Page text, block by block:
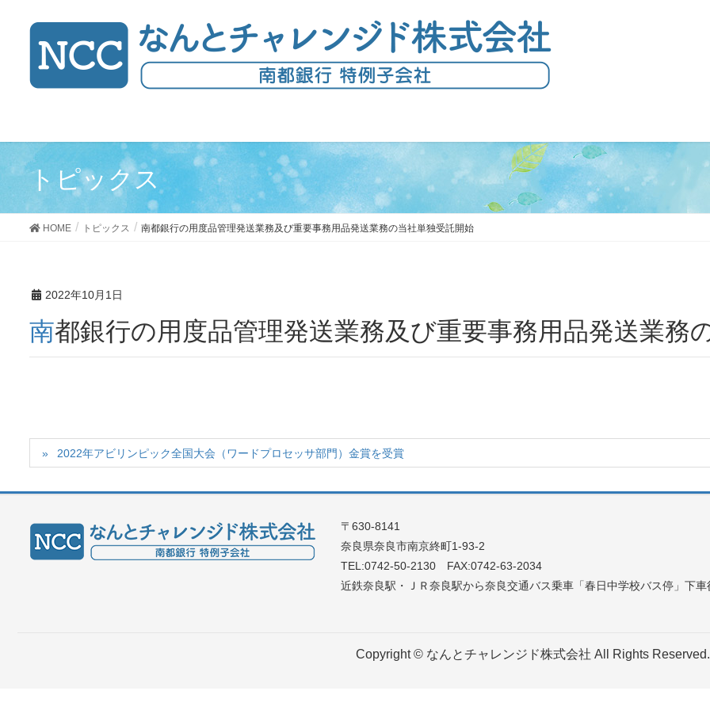
トピックス
HOME トピックス 南都銀行の用度品管理発送業務及び重要事務用品発送業務の当社単独受託開始
2022年10月1日
南都銀行の用度品管理発送業務及び重要事務用品発送業務
2022年アビリンピック全国大会（ワードプロセッサ部門）金賞を受賞
〒630-8141
奈良県奈良市南京終町1-93-2
TEL:0742-50-2130 FAX:0742-63-2034
近鉄奈良駅・ＪＲ奈良駅から奈良交通バス乗車「春日中学校バス停」下車
Copyright © なんとチャレンジド株式会社 All Rights Reserved.